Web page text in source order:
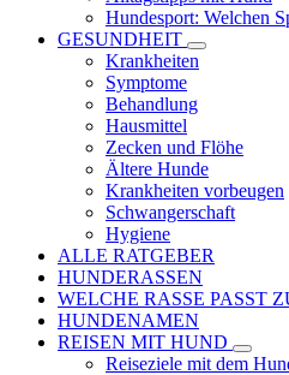
Hundesport: Welchen
GESUNDHEIT
Krankheiten
Symptome
Behandlung
Hausmittel
Zecken und Flöhe
Ältere Hunde
Krankheiten vorbeugen
Schwangerschaft
Hygiene
ALLE RATGEBER
HUNDERASSEN
WELCHE RASSE PASST
HUNDENAMEN
REISEN MIT HUND
Reiseziele mit dem